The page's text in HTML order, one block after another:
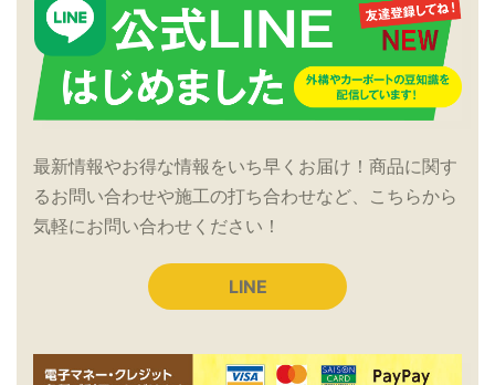
最新情報やお得な情報をいち早くお届け！商品に関す
るお問い合わせや施工の打ち合わせなど、こちらから
気軽にお問い合わせください！
LINE